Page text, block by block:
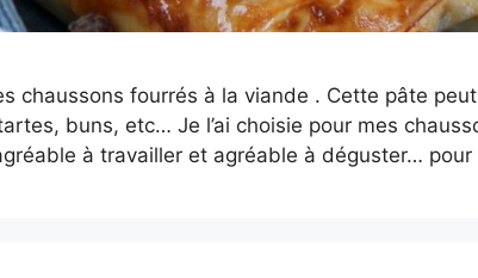
chaussons fourrés à la viande . Cette pâte
buns, etc… Je l’ai choisie pour mes
à travailler et agréable à déguster…